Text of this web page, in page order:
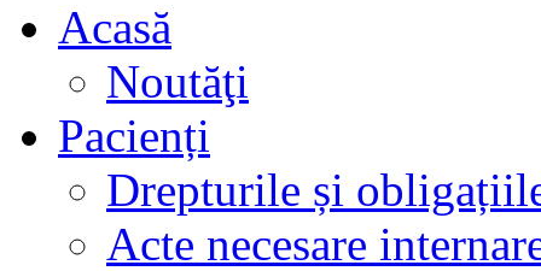
Acasă
Noutăţi
Pacienți
Drepturile și
Acte necesare